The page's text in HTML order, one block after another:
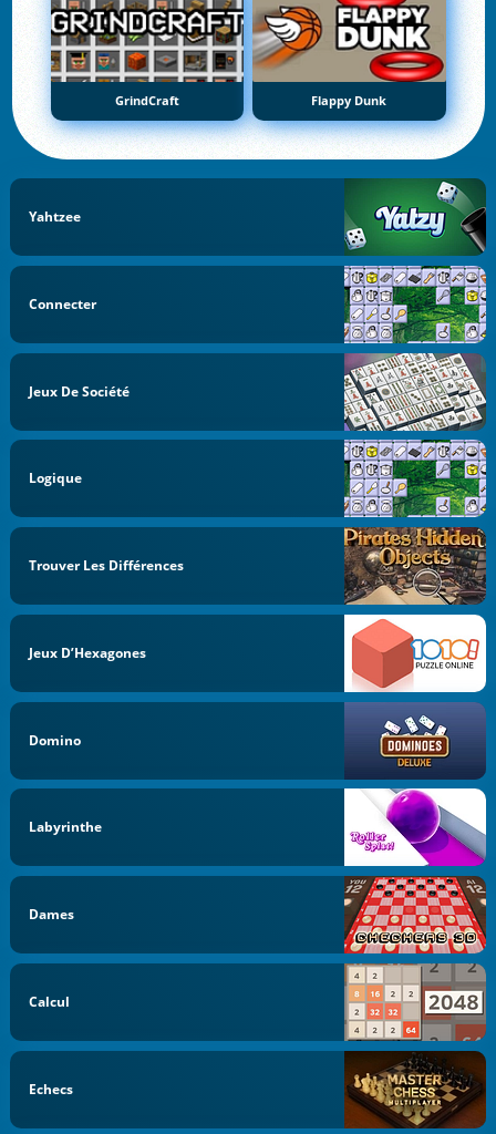
GrindCraft Flappy Dunk
Yahtzee
Connecter
Jeux De Société
Logique
Trouver Les Différences
Jeux D’Hexagones
Domino
Labyrinthe
Dames
Calcul
Echecs